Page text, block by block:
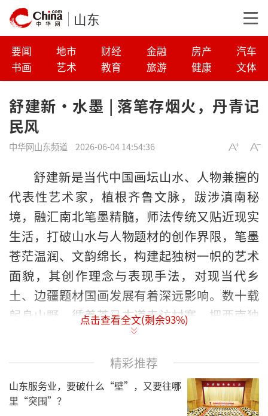
山东
要闻 地市 财经 金融 房产
汽车
书画
艺术 教育 旅游 健康 文体
舒建新·水墨 | 落笔存烟火，丹青记
民风
中华网山东频道 2026-06-04 14:54:36
舒建新是当代中国画坛山水、人物兼擅的
代表性艺术家，植根齐鲁文脉，跋涉滇南秘
境，融汇南北笔墨精髓，师法传统又贴近现实
生活，打破山水与人物题材的创作界限，笔墨
苍茫温润、文韵绵长，构建起独树一帜的艺术
面貌，其创作理念与表现手法，对现当代乡
土、边疆题材国画发展有着深远影响。数十载
躬身山野，循着茶马古道走访村寨，把西南独
特的自然风物与民俗百态凝练为专属笔墨语
点击查看全文(剩余93%)
精彩推荐
山东服务业，要破什么“壁”，又要往哪
里“突围”？